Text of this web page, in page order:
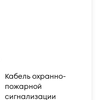
Кабель охранно-
пожарной
сигнализации